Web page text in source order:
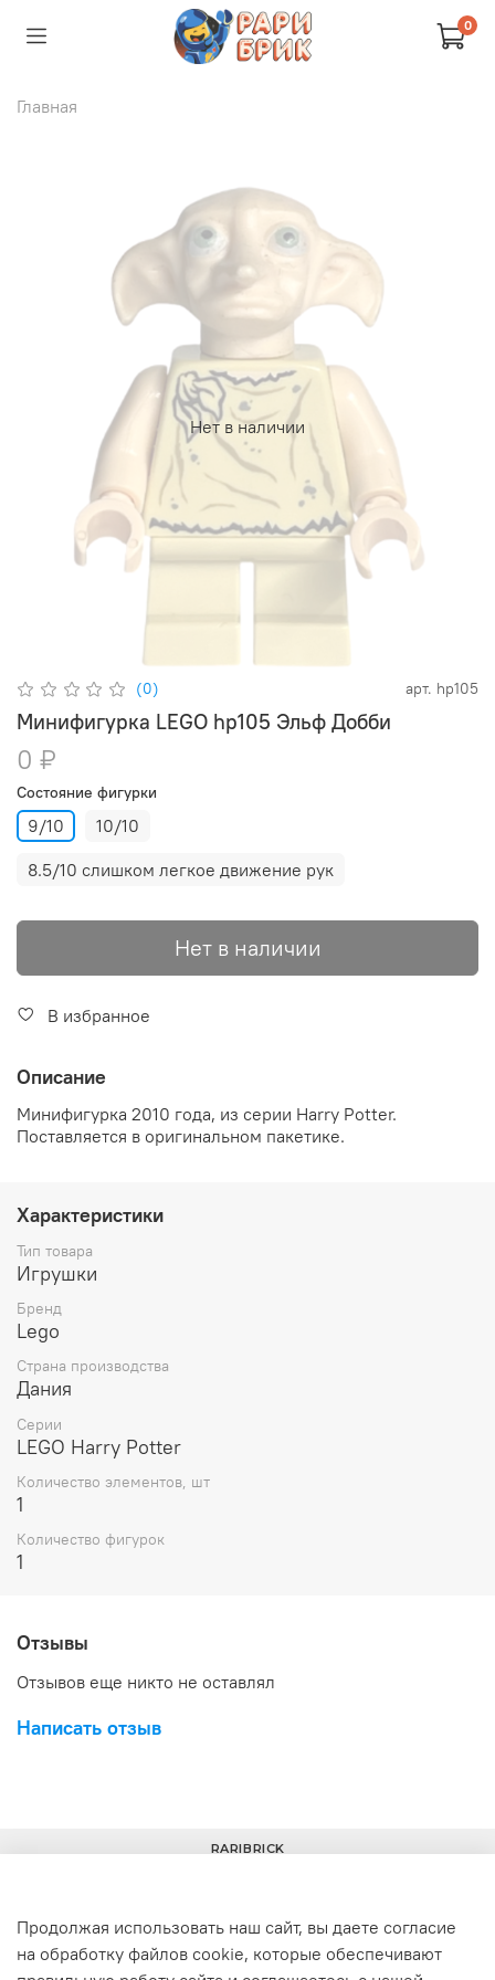
0
Главная
Нет в наличии
(0) арт. hp105
Минифигурка LEGO hp105 Эльф Добби
0 ₽
Состояние фигурки
9/10
10/10
8.5/10 слишком легкое движение рук
Нет в наличии
В избранное
Описание
Минифигурка 2010 года, из серии Harry Potter.
Поставляется в оригинальном пакетике.
Характеристики
Тип товара
Игрушки
Бренд
Lego
Страна производства
Дания
Серии
LEGO Harry Potter
Количество элементов, шт
1
Количество фигурок
1
Отзывы
Отзывов еще никто не оставлял
Написать отзыв
RARIBRICK
Продолжая использовать наш сайт, вы даете согласие
на обработку файлов cookie, которые обеспечивают